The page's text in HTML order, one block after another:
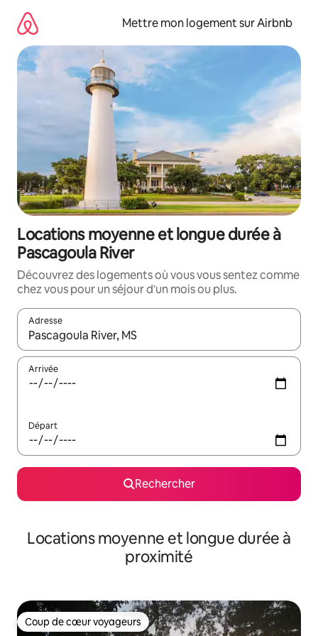
directement
contenu
Mettre mon logement sur Airbnb
Locations moyenne et longue durée à
Pascagoula River
Découvrez des logements où vous vous sentez comme
chez vous pour un séjour d'un mois ou plus.
Adresse
Lorsque les résultats s'affichent, utilisez les flèches vers le
Arrivée
Départ
Rechercher
Locations moyenne et longue durée à
proximité
Coup de cœur voyageurs
Coup de cœur voyageurs